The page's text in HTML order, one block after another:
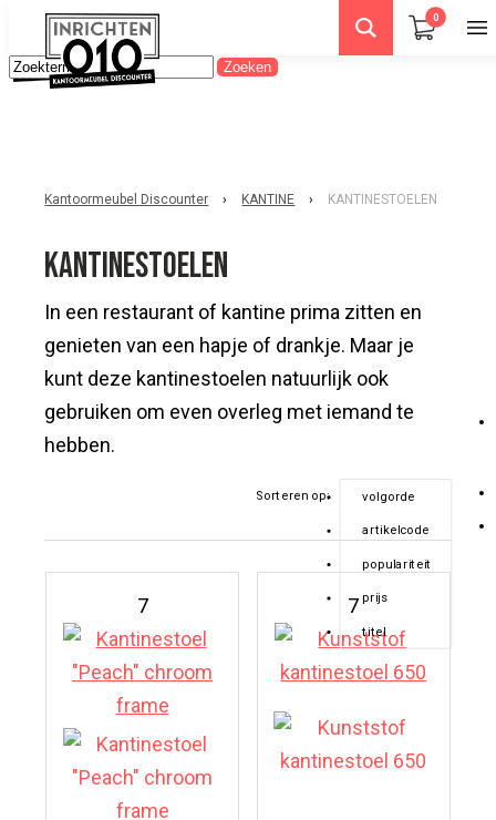
0
Kantoormeubel Discounter › KANTINE › KANTINESTOELEN
KANTINESTOELEN
In een restaurant of kantine prima zitten en
genieten van een hapje of drankje. Maar je
kunt deze kantinestoelen natuurlijk ook
gebruiken om even overleg met iemand te
hebben.
Sorteren op: volgorde
artikelcode
populariteit
prijs
titel
7 7